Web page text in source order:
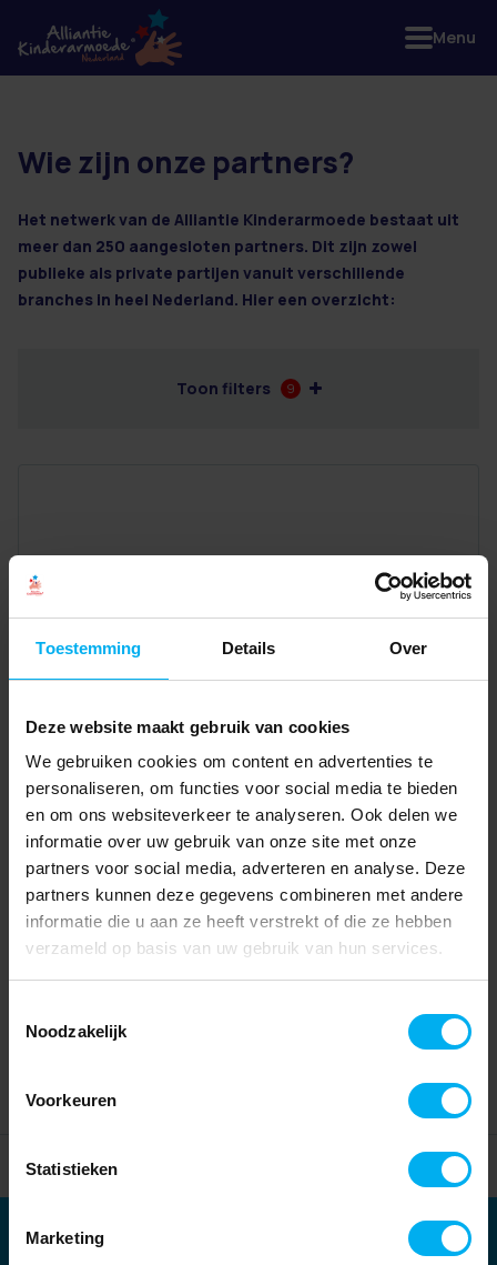
Toestemming Details Over
Deze website maakt gebruik van cookies
We gebruiken cookies om content en advertenties te
personaliseren, om functies voor social media te bieden
en om ons websiteverkeer te analyseren. Ook delen we
informatie over uw gebruik van onze site met onze
partners voor social media, adverteren en analyse. Deze
partners kunnen deze gegevens combineren met andere
informatie die u aan ze heeft verstrekt of die ze hebben
verzameld op basis van uw gebruik van hun services.
Noodzakelijk
Voorkeuren
Statistieken
Marketing
2 resultaten
Wie zijn onze partners?
Het netwerk van de Alliantie Kinderarmoede bestaat uit
meer dan 250 aangesloten partners. Dit zijn zowel
publieke als private partijen vanuit verschillende
branches in heel Nederland. Hier een overzicht:
Toon filters 9
Home Partners
Partners
Menu